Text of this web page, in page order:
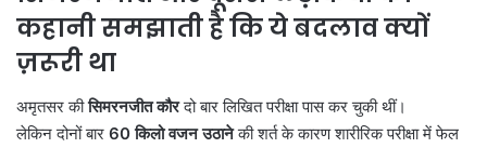
कहानी समझाती है कि ये बदलाव क्यों
ज़रूरी था
अमृतसर कीसिमरनजीत कौरदो बार लिखित परीक्षा पास कर चुकी थीं।
लेकिन दोनों बार 60किलो वजन उठानेकी शर्त के कारण शारीरिक परीक्षा में फेल